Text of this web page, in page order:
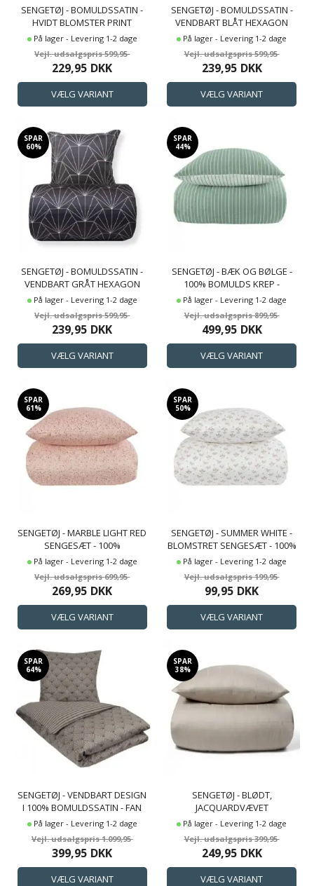
SENGETØJ - BOMULDSSATIN -
HVIDT BLOMSTER PRINT
På lager - Levering 1-2 dage
599,95
229,95 DKK
SENGETØJ - BOMULDSSATIN -
VENDBART BLÅT HEXAGON
PRINT
På lager - Levering 1-2 dage
599,95
239,95 DKK
SPAR
60%
SENGETØJ - BOMULDSSATIN -
VENDBART GRÅT HEXAGON
PRINT
På lager - Levering 1-2 dage
599,95
239,95 DKK
SPAR
44%
SENGETØJ - BÆK OG BØLGE -
100% BOMULDS KREP -
VENDBART MED GRØNNE
STRIBER
På lager - Levering 1-2 dage
899,95
499,95 DKK
SPAR
61%
SENGETØJ - MARBLE LIGHT RED
SENGESÆT - 100%
BOMULDSSATIN - BY NIGHT
På lager - Levering 1-2 dage
699,95
269,95 DKK
SPAR
50%
SENGETØJ - SUMMER WHITE -
BLOMSTRET SENGESÆT - 100%
BOMULDSSATIN SENGETØJ -
På lager - Levering 1-2 dage
199,95
99,95 DKK
SPAR
64%
SENGETØJ - VENDBART DESIGN
I 100% BOMULDSSATIN - FAN
GREY - SENGESÆT FRA BY
På lager - Levering 1-2 dage
1.099,95
399,95 DKK
SPAR
38%
SENGETØJ - BLØDT,
JACQUARDVÆVET
BOMULDSSATIN - CHECK SAND
- BY NIGHT SENGESÆT
På lager - Levering 1-2 dage
399,95
249,95 DKK